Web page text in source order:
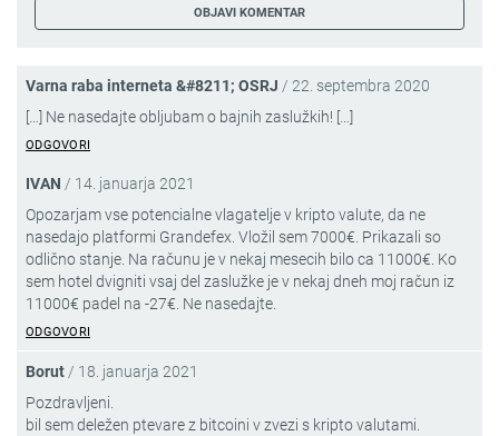
Varna raba interneta &#8211; OSRJ / 22. septembra 2020
[…] Ne nasedajte obljubam o bajnih zaslužkih! […]
ODGOVORI
IVAN / 14. januarja 2021
Opozarjam vse potencialne vlagatelje v kripto valute, da ne
nasedajo platformi Grandefex. Vložil sem 7000€. Prikazali so
odlično stanje. Na računu je v nekaj mesecih bilo ca 11000€. Ko
sem hotel dvigniti vsaj del zaslužke je v nekaj dneh moj račun iz
11000€ padel na -27€. Ne nasedajte.
ODGOVORI
Borut / 18. januarja 2021
Pozdravljeni.
bil sem deležen ptevare z bitcoini v zvezi s kripto valutami.